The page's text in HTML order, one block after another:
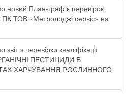
новий План-графік перевірок
ПК ТОВ «Метролоджі сервіс» на
з перевірки кваліфікації
ПЕСТИЦИДИ В
ХАРЧУВАННЯ РОСЛИННОГО